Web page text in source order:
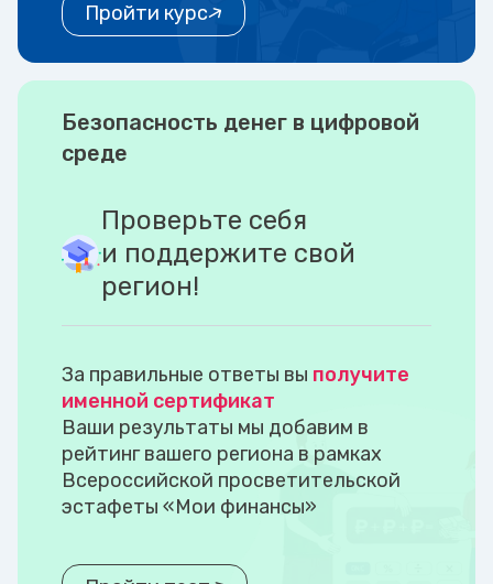
Пройти курс
Безопасность денег в цифровой
среде
Проверьте себя
и поддержите свой
регион!
За правильные ответы вы получите
именной сертификат
Ваши результаты мы добавим в
рейтинг вашего региона в рамках
Всероссийской просветительской
эстафеты «Мои финансы»